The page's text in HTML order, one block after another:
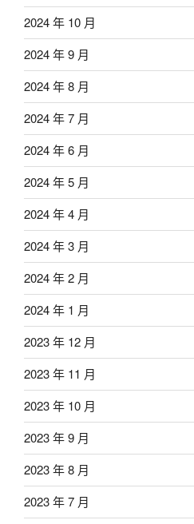
2024 年 10 月
2024 年 9 月
2024 年 8 月
2024 年 7 月
2024 年 6 月
2024 年 5 月
2024 年 4 月
2024 年 3 月
2024 年 2 月
2024 年 1 月
2023 年 12 月
2023 年 11 月
2023 年 10 月
2023 年 9 月
2023 年 8 月
2023 年 7 月